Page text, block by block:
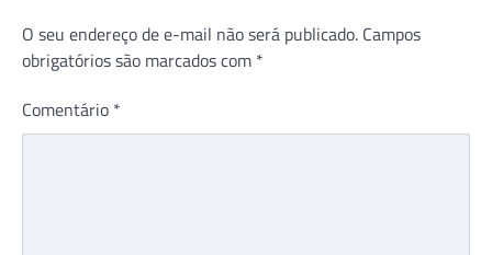
O seu endereço de e-mail não será publicado. Campos
obrigatórios são marcados com *
Comentário *